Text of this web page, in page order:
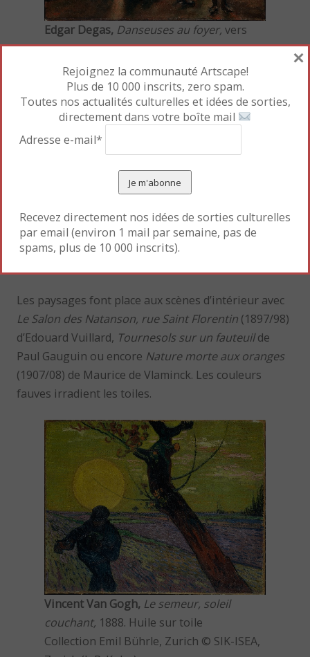
Edgar Degas, Danseuses au foyer,vers
1889. Huile sur toile
Collection Emil Bührle, Zurich © SIK-ISEA,
Zurich (J.-P. Kuhn)
Deux nature mortes, une de Cézanne (Fleurs et
fruits, 1872/73) et une de Henri Fantin-Latour
Pivoines et pêches, 1873) font face à la
représentation du mouvement incarné par Degas
Danseuses au foyer, 1889 etAvant le départ
dimension narrative de la préparation à l’action ; la
scène semble capturée tel un instant
Les paysages font place aux scènes d’intérieur avec
Le Salon des Natanson, rue Saint Florentin (1897/98)
d’Edouard Vuillard, Tournesols sur un fauteuilde
Paul Gauguin ou encore Nature morte aux oranges
(1907/08) de Maurice de Vlaminck. Les couleurs
fauves irradient les toiles.
Vincent Van Gogh, Le semeur, soleil
couchant, 1888. Huile sur toile
Collection Emil Bührle, Zurich © SIK-ISEA,
Rejoignez la communauté Artscape!
Plus de 10 000 inscrits, zero spam.
Toutes nos actualités culturelles et idées de sorties,
directement dans votre boîte mail
Adresse e-mail*
Recevez directement nos idées de sorties culturelles
par email (environ 1 mail par semaine, pas de
spams, plus de 10 000 inscrits).
×